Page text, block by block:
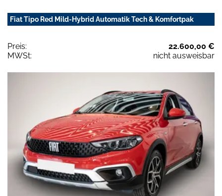
Fiat Tipo Red Mild-Hybrid Automatik Tech & Komfortpak
Preis:
22.600,00 €
MWSt:
nicht ausweisbar